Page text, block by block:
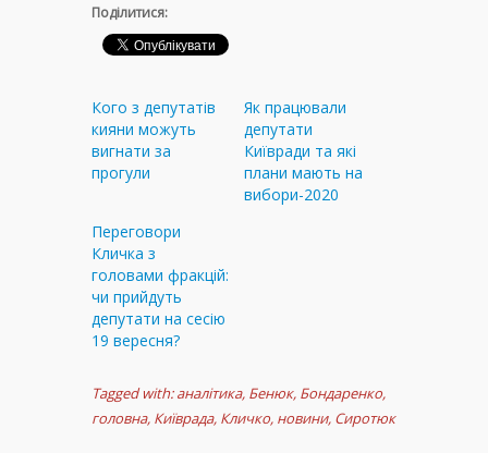
Поділитися:
Кого з депутатів
кияни можуть
вигнати за
прогули
Як працювали
депутати
Київради та які
плани мають на
вибори-2020
Переговори
Кличка з
головами фракцій:
чи прийдуть
депутати на сесію
19 вересня?
Tagged with: аналітика, Бенюк, Бондаренко,
головна, Київрада, Кличко, новини, Сиротюк